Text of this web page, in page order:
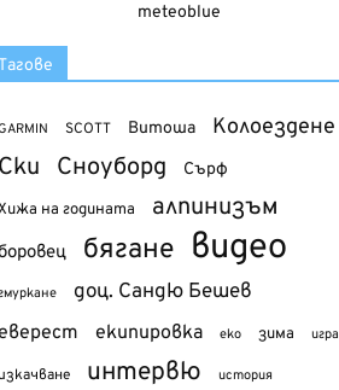
meteoblue
SCOTT Витоша Колоездене
Сноуборд Сърф
на годината алпинизъм
бягане видео
доц. Сандю Бешев
екипировка еко зима игра
интервю история